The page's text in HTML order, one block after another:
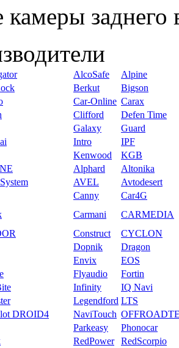
заднего
AlcoSafe
Alpine
Berkut
Bigson
Car-Online Carax
Clifford
Defen Time
Galaxy
Guard
Intro
IPF
Kenwood
KGB
Alphard
Altonika
AVEL
Avtodesert
Canny
Car4G
Carmani
CARMEDIA
Construct
CYCLON
Dopnik
Dragon
Envix
EOS
Flyaudio
Fortin
Infinity
IQ Navi
Legendford LTS
DROID4 NaviTouch
Parkeasy
Phonocar
RedPower
RedScorpio